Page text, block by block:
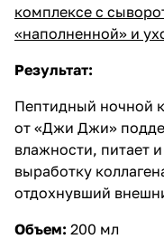
комплексе с
«наполненной» и
Результат:
Пептидный ночной
от «Джи Джи»
влажности, питает
выработку
отдохнувший
Объем: 200 мл